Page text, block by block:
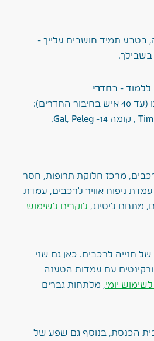
בטבע תמיד חושבים עלייך -
בשבילך.
ללמוד - בחדרי
החדשים שלנו (עד 40 איש בחיבור החדרים):
מרכז חלוקת תרופות, חסר
ניפוח אוויר לרכבים, עמדת
מתחם ליסינג, לוקרים לשימוש
חנייה לרכבים. כאן גם שני
עם עמדות הטענה
יומי, מלתחות גברים
הכנסת, בנוסף גם שפע של